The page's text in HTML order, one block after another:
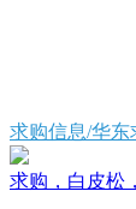
求购信息/华东
求购，白皮松